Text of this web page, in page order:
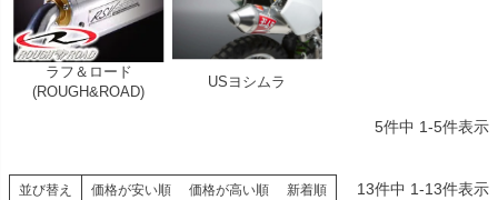
ラフ＆ロード
(ROUGH&ROAD)
USヨシムラ
5件中 1-5件表示
並び替え 価格が安い順 価格が高い順 新着順 13件中 1-13件表示